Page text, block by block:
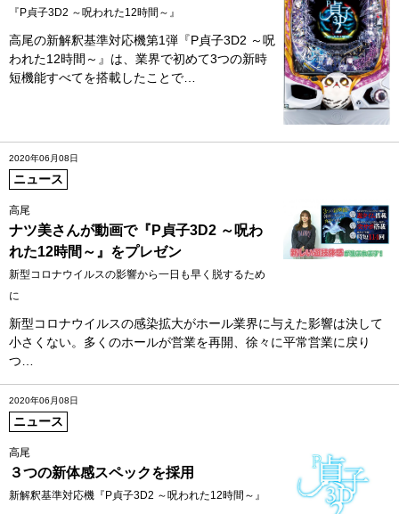
『P貞子3D2 ～呪われた12時間～』
高尾の新解釈基準対応機第1弾『P貞子3D2 ～呪
われた12時間～』は、業界で初めて3つの新時
短機能すべてを搭載したことで…
2020年06月08日
ニュース
高尾
ナツ美さんが動画で『P貞子3D2 ～呪わ
れた12時間～』をプレゼン
新型コロナウイルスの影響から一日も早く脱するため
に
新型コロナウイルスの感染拡大がホール業界に与えた影響は決して
小さくない。多くのホールが営業を再開、徐々に平常営業に戻り
つ…
2020年06月08日
ニュース
高尾
３つの新体感スペックを採用
新解釈基準対応機『P貞子3D2 ～呪われた12時間～』